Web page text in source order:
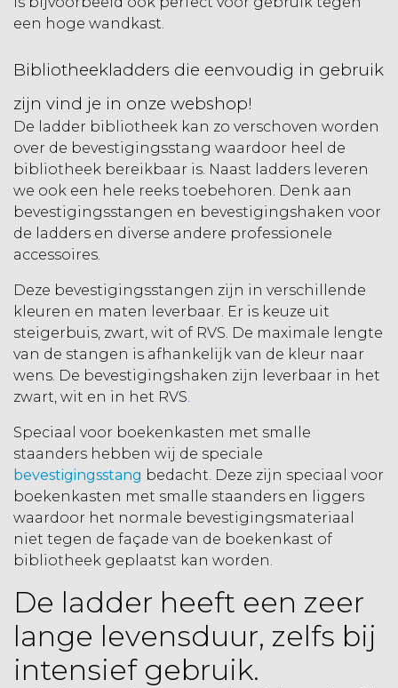
een hoge wandkast.
Bibliotheekladders die eenvoudig in gebruik
zijn vind je in onze webshop!
De ladder bibliotheek kan zo verschoven worden
over de bevestigingsstang waardoor heel de
bibliotheek bereikbaar is. Naast ladders leveren
we ook een hele reeks toebehoren. Denk aan
bevestigingsstangen en bevestigingshaken voor
de ladders en diverse andere professionele
accessoires.
Deze bevestigingsstangen zijn in verschillende
kleuren en maten leverbaar. Er is keuze uit
steigerbuis, zwart, wit of RVS. De maximale lengte
van de stangen is afhankelijk van de kleur naar
wens. De bevestigingshaken zijn leverbaar in het
zwart, wit en in het RVS.
Speciaal voor boekenkasten met smalle
staanders hebben wij de speciale
bevestigingsstang bedacht. Deze zijn speciaal voor
boekenkasten met smalle staanders en liggers
waardoor het normale bevestigingsmateriaal
niet tegen de façade van de boekenkast of
bibliotheek geplaatst kan worden.
De ladder heeft een zeer
lange levensduur, zelfs bij
intensief gebruik.